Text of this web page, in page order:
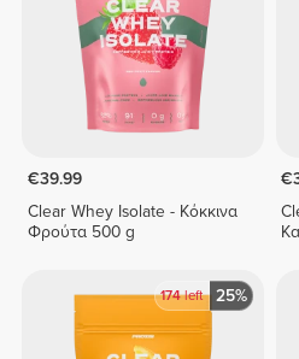
€39.99
Clear Whey Isolate - Κόκκινα
Φρούτα 500 g
174left 25%